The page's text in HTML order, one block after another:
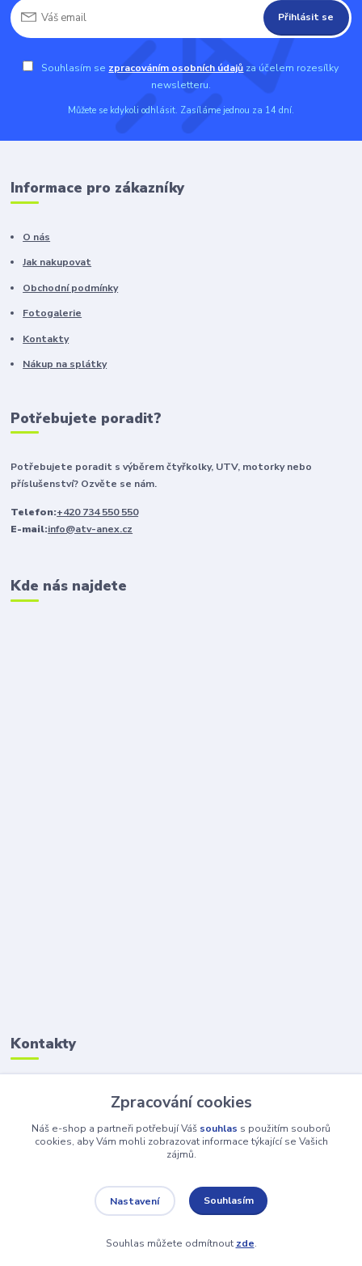
Přihlásit se
Souhlasím se zpracováním osobních údajů za účelem rozesílky
newsletteru.
Můžete se kdykoli odhlásit. Zasíláme jednou za 14 dní.
Informace pro zákazníky
O nás
Jak nakupovat
Obchodní podmínky
Fotogalerie
Kontakty
Nákup na splátky
Potřebujete poradit?
Potřebujete poradit s výběrem čtyřkolky, UTV, motorky nebo
příslušenství? Ozvěte se nám.
Telefon:+420 734 550 550
E-mail:info@atv-anex.cz
Kde nás najdete
Kontakty
Petr Šolin
+420 734 550 550
(Po-Pá, 8-17 hod.) So, 8-12
Vytvořeno na Eshop-rychle.cz
Zpracování cookies
Náš e-shop a partneři potřebují Váš souhlas s použitím souborů
cookies, aby Vám mohli zobrazovat informace týkající se Vašich
zájmů.
Nastavení Souhlasím
Souhlas můžete odmítnout zde.